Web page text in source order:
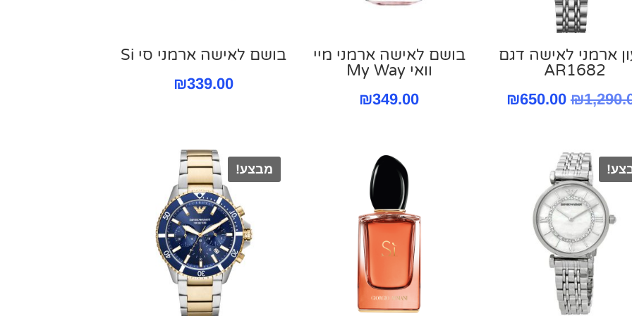
ארמני לאישה דגם
AR1682
₪ המחיר
היה:
₪1,290.00.
₪650.00
בושם לאישה ארמני מיי
וואי My Way
₪349.00
בושם לאישה ארמני סי Si
₪339.00
מבצע!